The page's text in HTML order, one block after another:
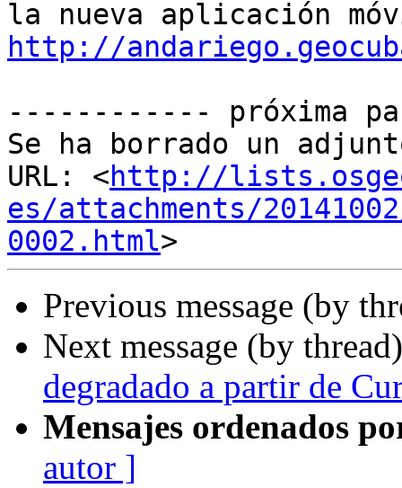
http://
------------ próxima
Se ha borrado un
URL: <http://
es/attachments/
0002.html
Previous message (by
Next message (by
degradado a partir de
Mensajes ordenados
autor ]